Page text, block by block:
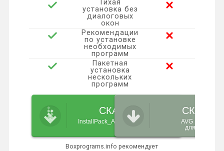
Тихая
установка без
диалоговых
окон
Рекомендации
по установке
необходимых
программ
Пакетная
установка
нескольких
программ
СКАЧАТЬ
InstallPack_Avg-pc-tuneup.exe
AVG PC
для Windows
Boxprograms.info рекомендует